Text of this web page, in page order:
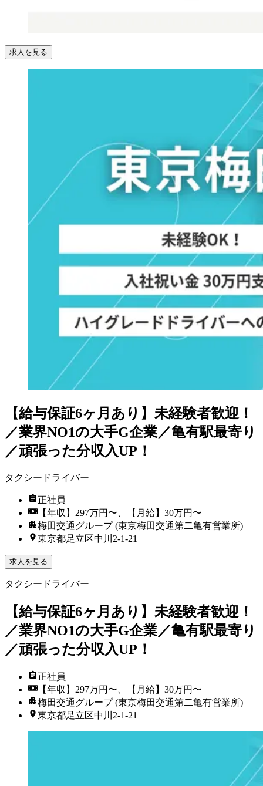
求人を見る
【給与保証6ヶ月あり】未経験者歓迎！
／業界NO1の大手G企業／亀有駅最寄り
／頑張った分収入UP！
タクシードライバー
正社員
【年収】297万円〜、【月給】30万円〜
梅田交通グループ (東京梅田交通第二亀有営業所)
東京都足立区中川2-1-21
求人を見る
タクシードライバー
【給与保証6ヶ月あり】未経験者歓迎！
／業界NO1の大手G企業／亀有駅最寄り
／頑張った分収入UP！
正社員
【年収】297万円〜、【月給】30万円〜
梅田交通グループ (東京梅田交通第二亀有営業所)
東京都足立区中川2-1-21